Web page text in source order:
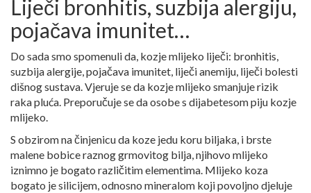
Liječi bronhitis, suzbija alergiju,
pojačava imunitet…
Do sada smo spomenuli da, kozje mlijeko liječi: bronhitis,
suzbija alergije, pojačava imunitet, liječi anemiju, liječi bolesti
dišnog sustava. Vjeruje se da kozje mlijeko smanjuje rizik
raka pluća. Preporučuje se da osobe s dijabetesom piju kozje
mlijeko.
S obzirom na činjenicu da koze jedu koru biljaka, i brste
malene bobice raznog grmovitog bilja, njihovo mlijeko
iznimno je bogato različitim elementima. Mlijeko koza
bogato je silicijem, odnosno mineralom koji povoljno djeluje